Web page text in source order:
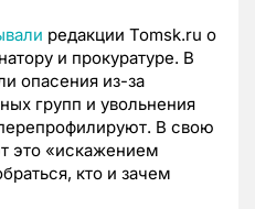
редакции Tomsk.ru о
и прокуратуре. В
опасения из-за
групп и увольнения
В свою
это «искажением
кто и зачем